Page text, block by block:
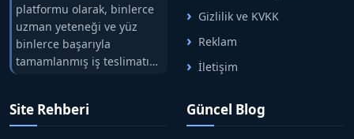
platformu olarak, binlerce
uzman yeteneği ve yüz
binlerce başarıyla
tamamlanmış iş teslimatını
tek çatıda buluşturuyoruz.
arasındaki süreci risksiz
alışveriş sistemi ile koruyan
Gizlilik ve KVKK
Reklam
İletişim
Site Rehberi Güncel Blog